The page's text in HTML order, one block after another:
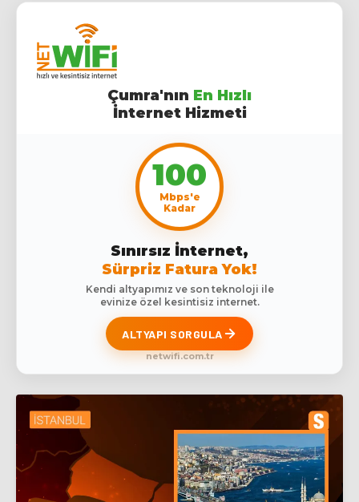
Çumra'nın En Hızlı
İnternet Hizmeti
100
Mbps'e
Kadar
Sınırsız İnternet,
Sürpriz Fatura Yok!
Kendi altyapımız ve son teknoloji ile
evinize özel kesintisiz internet.
ALTYAPI SORGULA
netwifi.com.tr